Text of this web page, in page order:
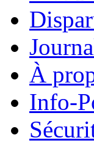
À
Info-